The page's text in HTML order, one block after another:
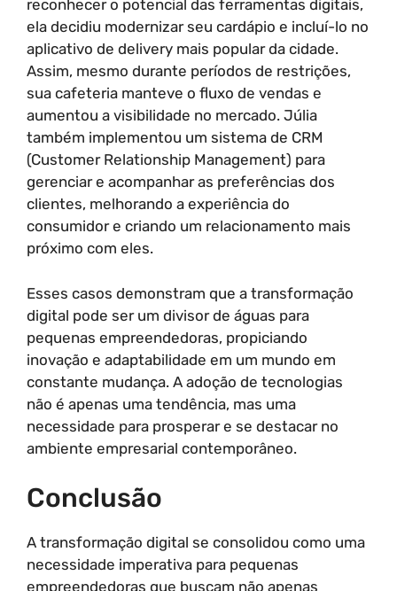
reconhecer o potencial das ferramentas digitais,
ela decidiu modernizar seu cardápio e incluí-lo no
aplicativo de delivery mais popular da cidade.
Assim, mesmo durante períodos de restrições,
sua cafeteria manteve o fluxo de vendas e
aumentou a visibilidade no mercado. Júlia
também implementou um sistema de CRM
(Customer Relationship Management) para
gerenciar e acompanhar as preferências dos
clientes, melhorando a experiência do
consumidor e criando um relacionamento mais
próximo com eles.
Esses casos demonstram que a transformação
digital pode ser um divisor de águas para
pequenas empreendedoras, propiciando
inovação e adaptabilidade em um mundo em
constante mudança. A adoção de tecnologias
não é apenas uma tendência, mas uma
necessidade para prosperar e se destacar no
ambiente empresarial contemporâneo.
Conclusão
A transformação digital se consolidou como uma
necessidade imperativa para pequenas
empreendedoras que buscam não apenas